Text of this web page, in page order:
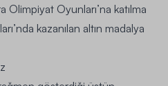
Oyunları’na katılma
kazanılan altın madalya